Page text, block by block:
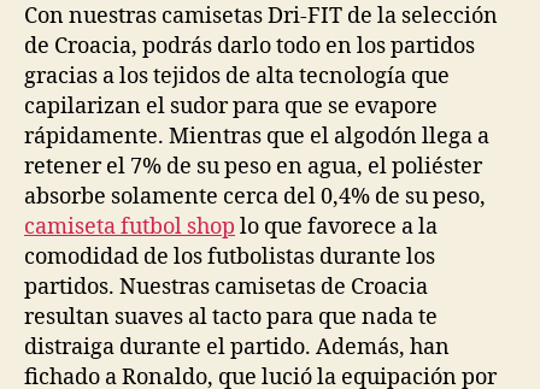
Con nuestras camisetas Dri-FIT de la selección
de Croacia, podrás darlo todo en los partidos
gracias a los tejidos de alta tecnología que
capilarizan el sudor para que se evapore
rápidamente. Mientras que el algodón llega a
retener el 7% de su peso en agua, el poliéster
absorbe solamente cerca del 0,4% de su peso,
camiseta futbol shop lo que favorece a la
comodidad de los futbolistas durante los
partidos. Nuestras camisetas de Croacia
resultan suaves al tacto para que nada te
distraiga durante el partido. Además, han
fichado a Ronaldo, que lució la equipación por